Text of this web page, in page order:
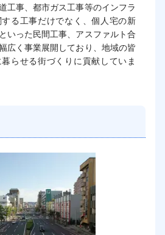
工事、都市ガス工事等のインフラ
る工事だけでなく、個人宅の新
いった民間工事、アスファルト合
広く事業展開しており、地域の皆
らせる街づくりに貢献していま